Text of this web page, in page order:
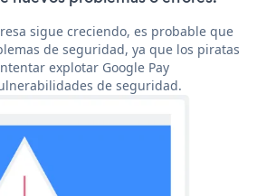
sigue creciendo, es probable que
de seguridad, ya que los piratas
explotar Google Pay
de seguridad.